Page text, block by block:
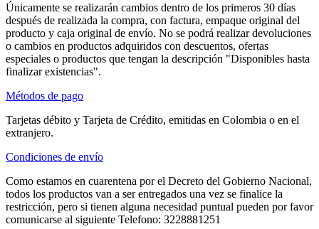
Únicamente se realizarán cambios dentro de los primeros 30 días
después de realizada la compra, con factura, empaque original del
producto y caja original de envío. No se podrá realizar devoluciones
o cambios en productos adquiridos con descuentos, ofertas
especiales o productos que tengan la descripción "Disponibles hasta
finalizar existencias".
Métodos de pago
Tarjetas débito y Tarjeta de Crédito, emitidas en Colombia o en el
extranjero.
Condiciones de envío
Como estamos en cuarentena por el Decreto del Gobierno Nacional,
todos los productos van a ser entregados una vez se finalice la
restricción, pero si tienen alguna necesidad puntual pueden por favor
comunicarse al siguiente Telefono: 3228881251